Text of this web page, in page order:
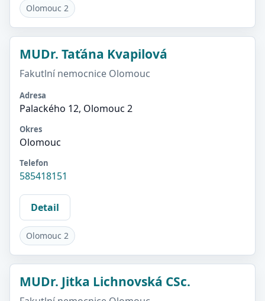
Olomouc 2
MUDr. Taťána Kvapilová
Fakutlní nemocnice Olomouc
Adresa
Palackého 12, Olomouc 2
Okres
Olomouc
Telefon
585418151
Detail
Olomouc 2
MUDr. Jitka Lichnovská CSc.